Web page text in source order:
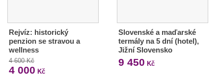
Rejvíz: historický
penzion se stravou a
wellness
4 600 Kč
4 000 Kč
Slovenské a maďarské
termály na 5 dní (hotel),
Jižní Slovensko
9 450 Kč